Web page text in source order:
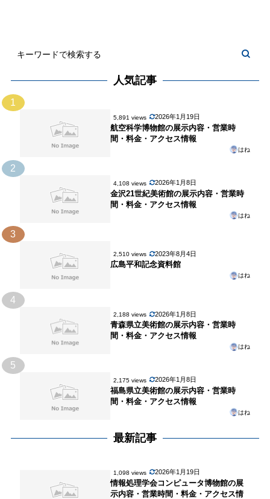
人気記事
1
5,891 views 2026年1月19日
航空科学博物館の展示内容・営業時
間・料金・アクセス情報
はね
2
4,108 views 2026年1月8日
金沢21世紀美術館の展示内容・営業時
間・料金・アクセス情報
はね
3
2,510 views 2023年8月4日
広島平和記念資料館
はね
4
2,188 views 2026年1月8日
青森県立美術館の展示内容・営業時
間・料金・アクセス情報
はね
5
2,175 views 2026年1月8日
福島県立美術館の展示内容・営業時
間・料金・アクセス情報
はね
最新記事
1,098 views 2026年1月19日
情報処理学会コンピュータ博物館の展
示内容・営業時間・料金・アクセス情